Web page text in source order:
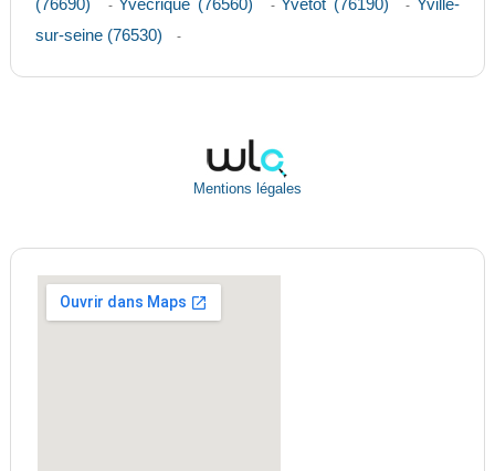
(76690)
- Yvecrique (76560) - Yvetot (76190) - Yville-
sur-seine (76530)
-
Mentions légales